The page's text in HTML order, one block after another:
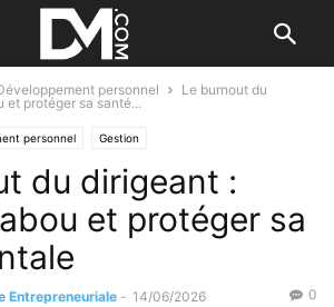
personnel
Le burnout du
et protéger sa santé...
personnel Gestion
Santé et bien-être
du dirigeant :
et protéger sa
Entrepreneuriale - 14/06/2026 0